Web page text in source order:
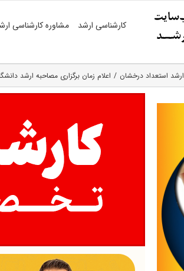
کارشناسی ارشد مشاوره کارشناسی
ارشد استعداد درخشان اعلام زمان برگزاری مصاحبه ارشد